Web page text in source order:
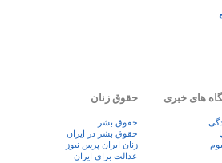
های خبری حقوق زنان
حقوق بشر
حقوق بشر در ایران
زنان ايران پرس نيوز
عدالت برای ایران